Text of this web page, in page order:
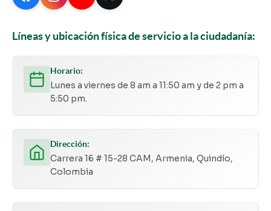
Líneas y ubicación física de servicio a la ciudadanía:
Horario:
Lunes a viernes de 8 am a 11:50 am y de 2 pm a
5:50 pm.
Dirección:
Carrera 16 # 15-28 CAM, Armenia, Quindío,
Colombia